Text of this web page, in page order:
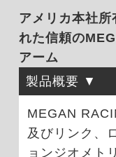
アメリカ本社
れた信頼の
アーム
製品概要
MEGAN
及びリンク、
ョンジオメト